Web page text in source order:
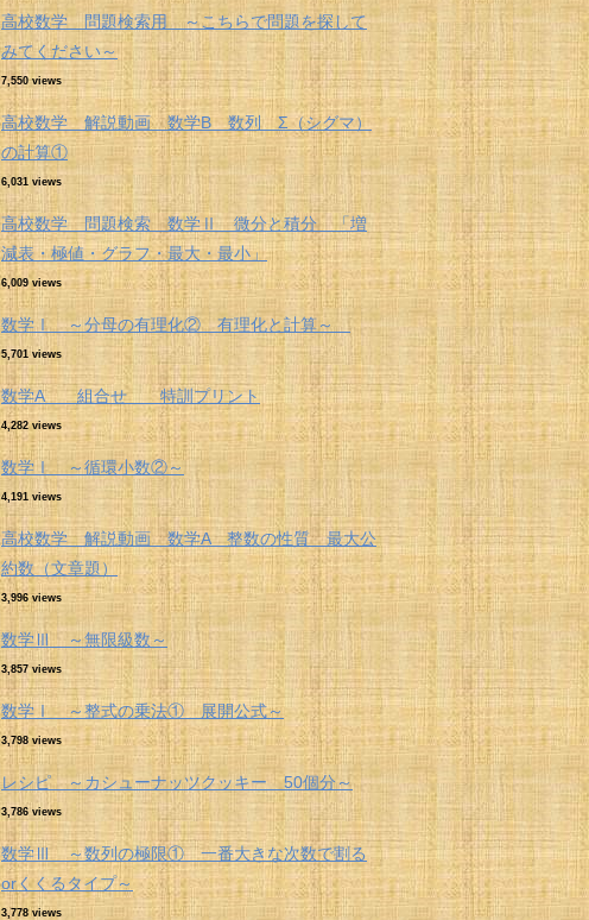
高校数学 問題検索用 ～こちらで問題を探して
みてください～
7,550 views
高校数学 解説動画 数学B 数列 Σ（シグマ）
の計算①
6,031 views
高校数学 問題検索 数学Ⅱ 微分と積分 「増
減表・極値・グラフ・最大・最小」
6,009 views
数学Ⅰ ～分母の有理化② 有理化と計算～
5,701 views
数学A 組合せ 特訓プリント
4,282 views
数学Ⅰ ～循環小数②～
4,191 views
高校数学 解説動画 数学A 整数の性質 最大公
約数（文章題）
3,996 views
数学Ⅲ ～無限級数～
3,857 views
数学Ⅰ ～整式の乗法① 展開公式～
3,798 views
レシピ ～カシューナッツクッキー 50個分～
3,786 views
数学Ⅲ ～数列の極限① 一番大きな次数で割る
orくくるタイプ～
3,778 views